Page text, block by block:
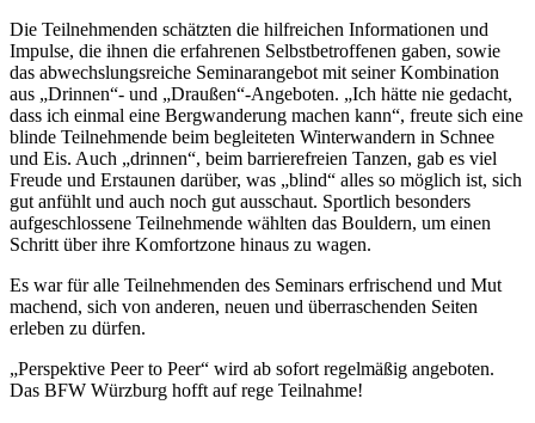
Die Teilnehmenden schätzten die hilfreichen Informationen und
Impulse, die ihnen die erfahrenen Selbstbetroffenen gaben, sowie
das abwechslungsreiche Seminarangebot mit seiner Kombination
aus „Drinnen“- und „Draußen“-Angeboten. „Ich hätte nie gedacht,
dass ich einmal eine Bergwanderung machen kann“, freute sich eine
blinde Teilnehmende beim begleiteten Winterwandern in Schnee
und Eis. Auch „drinnen“, beim barrierefreien Tanzen, gab es viel
Freude und Erstaunen darüber, was „blind“ alles so möglich ist, sich
gut anfühlt und auch noch gut ausschaut. Sportlich besonders
aufgeschlossene Teilnehmende wählten das Bouldern, um einen
Schritt über ihre Komfortzone hinaus zu wagen.
Es war für alle Teilnehmenden des Seminars erfrischend und Mut
machend, sich von anderen, neuen und überraschenden Seiten
erleben zu dürfen.
„Perspektive Peer to Peer“ wird ab sofort regelmäßig angeboten.
Das BFW Würzburg hofft auf rege Teilnahme!